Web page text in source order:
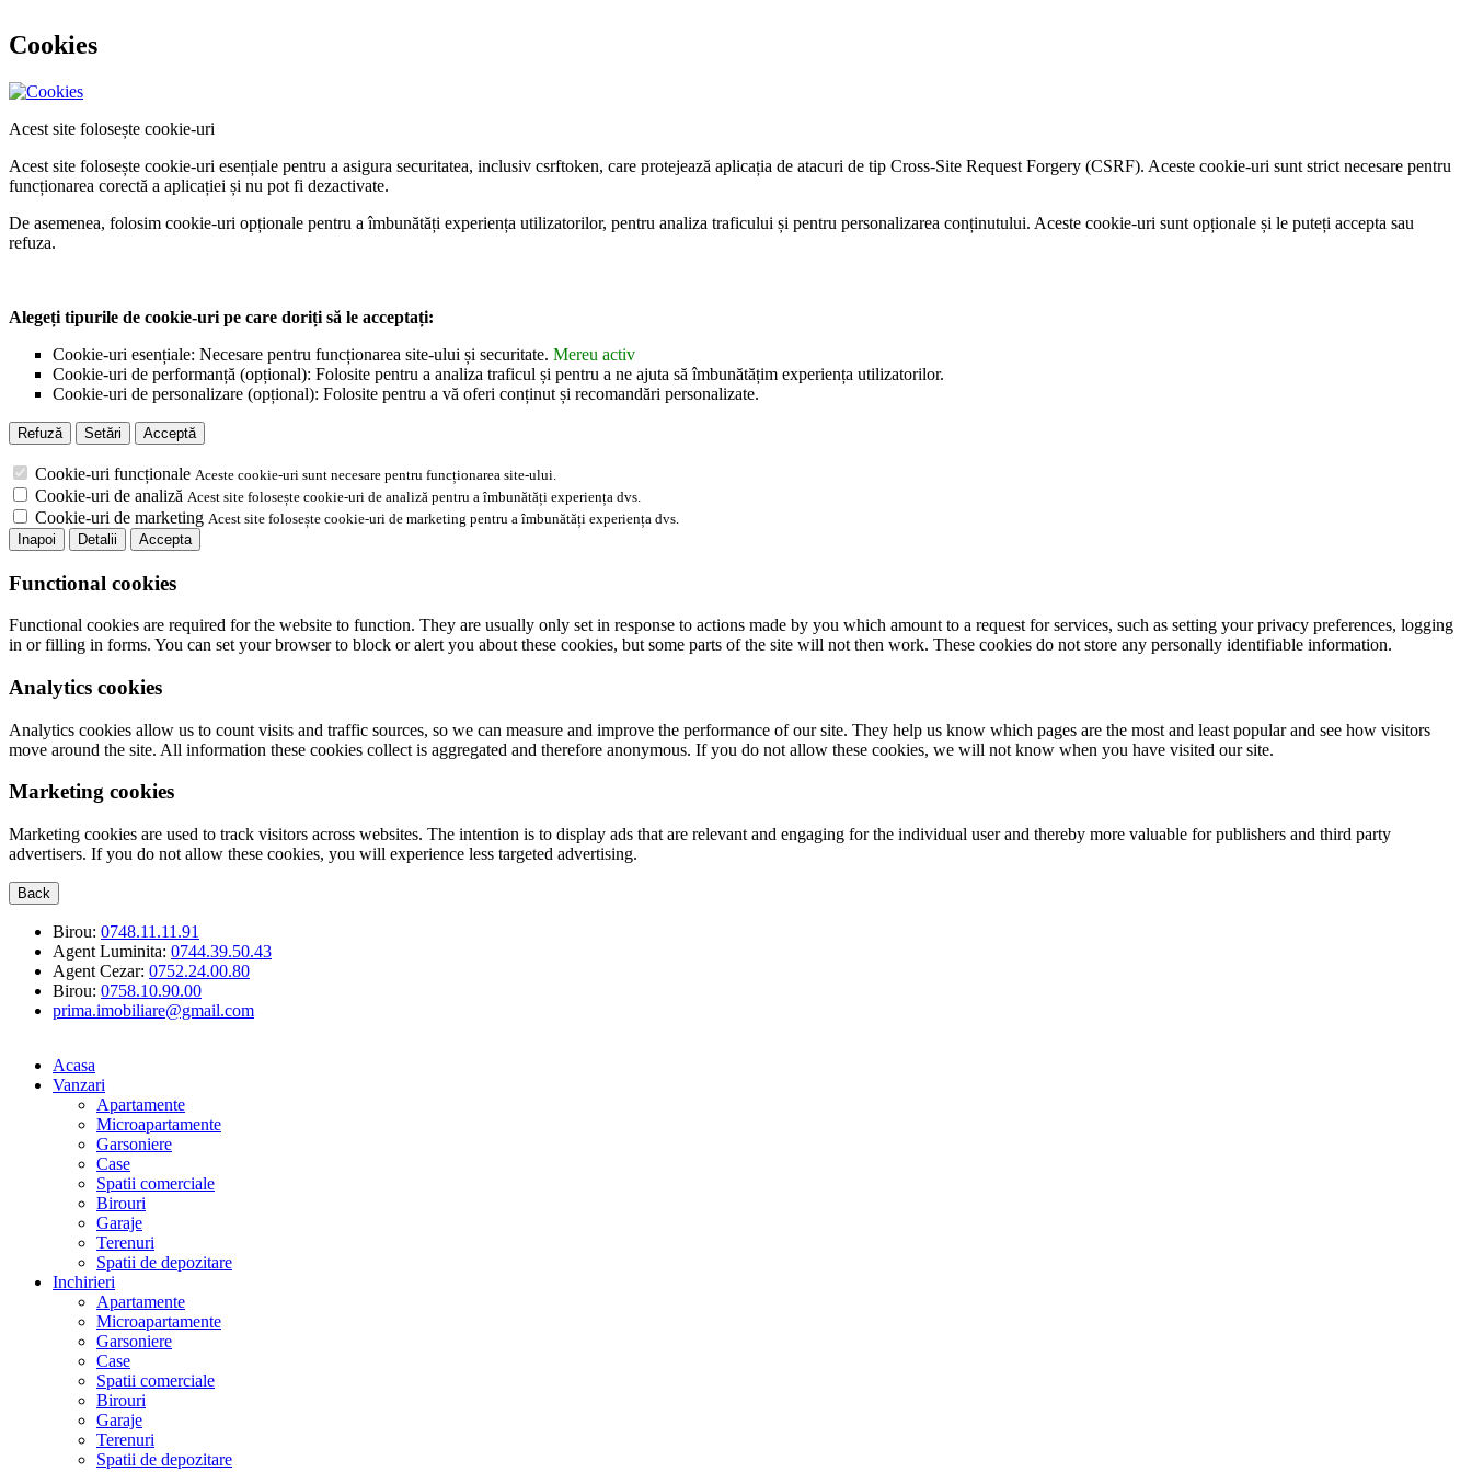
Cookies
Acest site folosește cookie-uri
Acest site folosește cookie-uri esențiale pentru a asigura securitatea, inclusiv csrftoken, care protejează aplicația de atacuri de tip Cross-Site Request Forgery (CSRF). Aceste cookie-uri sunt strict necesare pentru
funcționarea corectă a aplicației și nu pot fi dezactivate.
De asemenea, folosim cookie-uri opționale pentru a îmbunătăți experiența utilizatorilor, pentru analiza traficului și pentru personalizarea conținutului. Aceste cookie-uri sunt opționale și le puteți accepta sau
refuza.
Alegeți tipurile de cookie-uri pe care doriți să le acceptați:
Cookie-uri esențiale: Necesare pentru funcționarea site-ului și securitate. Mereu activ
Cookie-uri de performanță (opțional): Folosite pentru a analiza traficul și pentru a ne ajuta să îmbunătățim experiența utilizatorilor.
Cookie-uri de personalizare (opțional): Folosite pentru a vă oferi conținut și recomandări personalizate.
Refuză Setări Acceptă
Cookie-uri funcționale Aceste cookie-uri sunt necesare pentru funcționarea site-ului.
Cookie-uri de analiză Acest site folosește cookie-uri de analiză pentru a îmbunătăți experiența dvs.
Cookie-uri de marketing Acest site folosește cookie-uri de marketing pentru a îmbunătăți experiența dvs.
Inapoi
Detalii Accepta
Functional cookies
Functional cookies are required for the website to function. They are usually only set in response to actions made by you which amount to a request for services, such as setting your privacy preferences, logging
in or filling in forms. You can set your browser to block or alert you about these cookies, but some parts of the site will not then work. These cookies do not store any personally identifiable information.
Analytics cookies
Analytics cookies allow us to count visits and traffic sources, so we can measure and improve the performance of our site. They help us know which pages are the most and least popular and see how visitors
move around the site. All information these cookies collect is aggregated and therefore anonymous. If you do not allow these cookies, we will not know when you have visited our site.
Marketing cookies
Marketing cookies are used to track visitors across websites. The intention is to display ads that are relevant and engaging for the individual user and thereby more valuable for publishers and third party
advertisers. If you do not allow these cookies, you will experience less targeted advertising.
Back
Birou: 0748.11.11.91
Agent Luminita: 0744.39.50.43
Agent Cezar: 0752.24.00.80
Birou: 0758.10.90.00
prima.imobiliare@gmail.com
Acasa
Vanzari
Apartamente
Microapartamente
Garsoniere
Case
Spatii comerciale
Birouri
Garaje
Terenuri
Spatii de depozitare
Inchirieri
Apartamente
Microapartamente
Garsoniere
Case
Spatii comerciale
Birouri
Garaje
Terenuri
Spatii de depozitare